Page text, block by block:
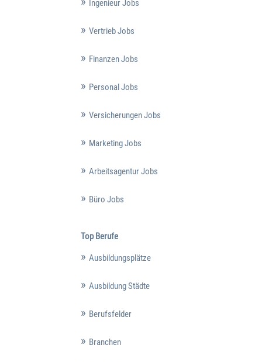
Ingenieur Jobs
Vertrieb Jobs
Finanzen Jobs
Personal Jobs
Versicherungen Jobs
Marketing Jobs
Arbeitsagentur Jobs
Büro Jobs
Top Berufe
Ausbildungsplätze
Ausbildung Städte
Berufsfelder
Branchen